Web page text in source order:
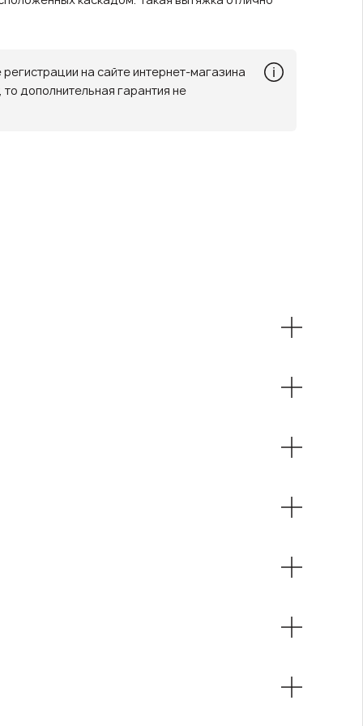
на сайте интернет-магазина
дополнительная гарантия не